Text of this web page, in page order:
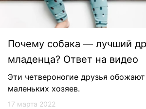
Почему собака — лучший
младенца? Ответ на видео
Эти четвероногие друзья
маленьких хозяев.
17 марта 2022